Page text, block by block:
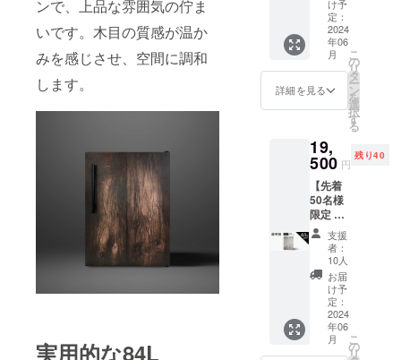
ンで、上品な雰囲気の佇ま
いです。木目の質感が温か
みを感じさせ、空間に調和
します。
実用的な84L
19,500
円（税
込） 一
般販売
予定価
格：
49,800
円（税
国配送
料無料
送付物
＊冷凍
庫
84L（ダ
ーク
ウッ
ド）1台
け予
定：
2024
年06
月
詳細を見る
こ
の
リ
タ
ー
ン
を
選
択
す
る
19,
500 円
残り40
【先着
50名様
限定 超
早割
61%OF
F】 先
行割引
価格：
19,500
円（税
込） 一
般販売
支援
者：
10人
お届
け予
定：
2024
年06
月
こ
の
リ